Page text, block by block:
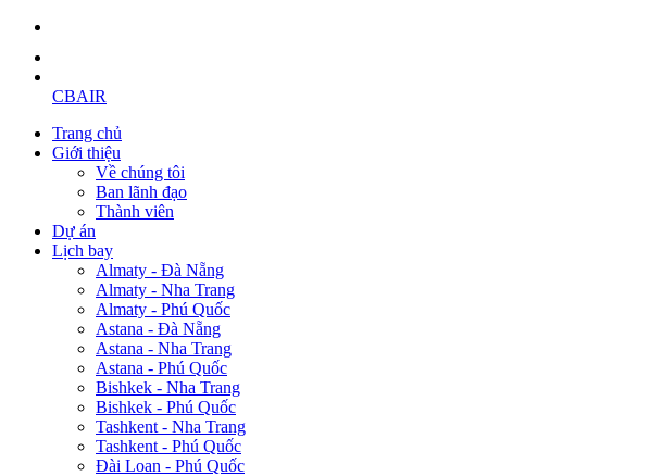
CBAIR
Trang chủ
Giới thiệu
Về chúng tôi
Ban lãnh đạo
Thành viên
Dự án
Lịch bay
Almaty - Đà Nẵng
Almaty - Nha Trang
Almaty - Phú Quốc
Astana - Đà Nẵng
Astana - Nha Trang
Astana - Phú Quốc
Bishkek - Nha Trang
Bishkek - Phú Quốc
Tashkent - Nha Trang
Tashkent - Phú Quốc
Đài Loan - Phú Quốc